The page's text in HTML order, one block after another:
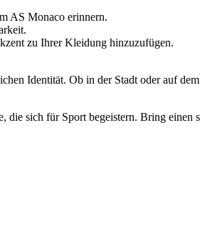
AS Monaco erinnern.
zu Ihrer Kleidung hinzuzufügen.
Identität. Ob in der Stadt oder auf
sich für Sport begeistern. Bring